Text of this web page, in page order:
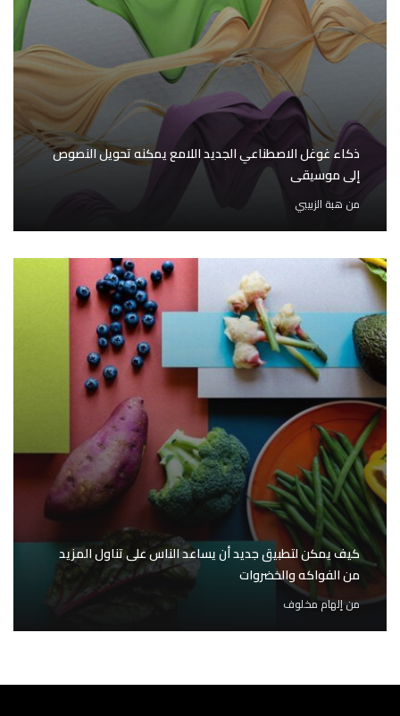
ذكاء غوغل الاصطناعي الجديد اللامع يمكنه تحويل النصوص
إلى موسيقى
من هبة الزبيبي
كيف يمكن لتطبيق جديد أن يساعد الناس على تناول المزيد
من الفواكه والخضروات
منإلهام مخلوف